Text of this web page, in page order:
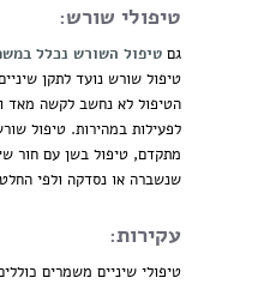
טיפולי שורש:
גם טיפול השורש נכלל
טיפול שורש נועד לתקן
הטיפול לא נחשב לקשה מאד
לפעילות במהירות. טיפול
מתקדם, טיפול בשן עם חור
שנשברה או נסדקה ולפי
עקירות:
טיפולי שיניים משמרים